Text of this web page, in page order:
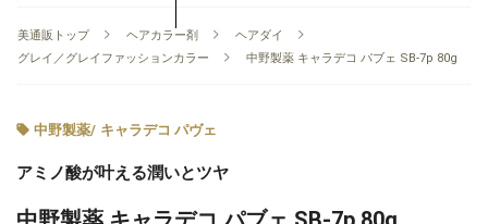
美通販トップ ヘアカラー剤
ヘアダイ
グレイ／グレイファッションカラー
中野製薬 キャラデコ パブェ SB-7p 80g
中野製薬/ キャラデコ パヴェ
アミノ酸が叶える潤いとツヤ